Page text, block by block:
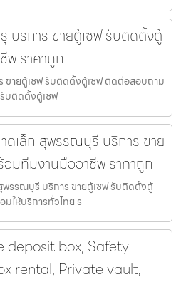
บริการ ขายตู้เซฟ รับติดตั้งตู้
พ ราคาถูก
ขายตู้เซฟ รับติดตั้งตู้เซฟ ติดต่อสอบถาม
บติดตั้งตู้เซฟ
ดเล็ก สุพรรณบุรี บริการ ขาย
มทีมงานมืออาชีพ ราคาถูก
รรณบุรี บริการ ขายตู้เซฟ รับติดตั้งตู้
ให้บริการทั่วไทย ร
deposit box, Safety
rental, Private vault,